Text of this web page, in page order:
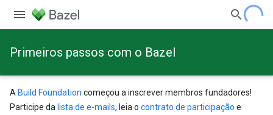
Primeiros passos com o Bazel
A Build Foundation começou a inscrever membros fundadores!
Participe da lista de e-mails, leia o contrato de participação e